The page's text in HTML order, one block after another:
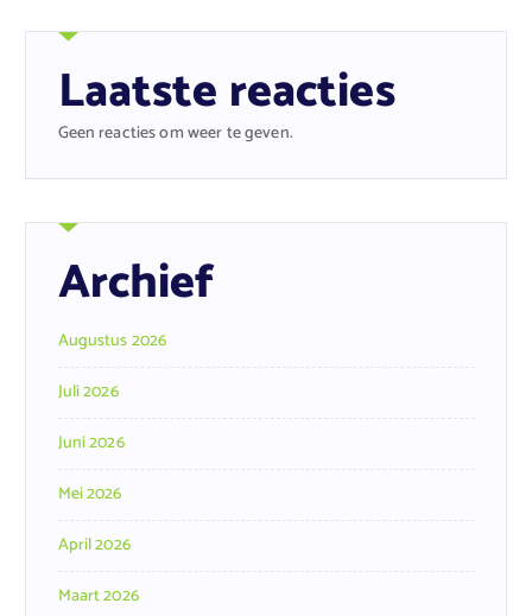
Laatste reacties
Geen reacties om weer te geven.
Archief
Augustus 2026
Juli 2026
Juni 2026
Mei 2026
April 2026
Maart 2026